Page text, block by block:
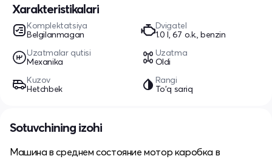
Xarakteristikalari
Komplektatsiya
Belgilanmagan
Dvigatel
1.0 l, 67 o.k., benzin
Uzatmalar qutisi
Mexanika
Uzatma
Oldi
Kuzov
Hetchbek
Rangi
To'q sariq
Sotuvchining izohi
Машина в среднем состояние мотор каробка в